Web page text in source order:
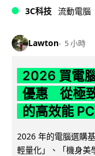
3C科技 流動電腦
Lawton 5 小時
2026 買電
優惠 從極
的高效能 PC
2026 年的電腦選購
輕量化」、「機身美